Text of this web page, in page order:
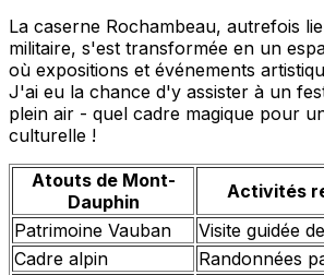
La caserne Rochambeau, autrefois
militaire, s'est transformée en un
où expositions et événements
J'ai eu la chance d'y assister à un
plein air - quel cadre magique pour
culturelle !
Atouts de Mont-
Dauphin
Activités
Patrimoine Vauban
Visite guidée
Cadre alpin
Randonnées